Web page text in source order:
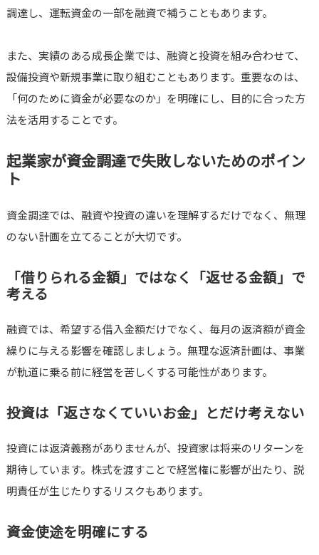
調達し、運転資金の一部を融資で補うこともあります。
また、実績のある成長企業では、融資と投資を組み合わせて、
設備投資や新規事業に取り組むこともあります。重要なのは、
「何のために資金が必要なのか」を明確にし、目的に合った方
法を活用することです。
起業家が資金調達で失敗しないためのポイン
ト
資金調達では、融資や投資の違いを理解するだけでなく、無理
のない計画を立てることが大切です。
「借りられる金額」ではなく「返せる金額」で
考える
融資では、希望する借入金額だけでなく、毎月の返済額が資金
繰りに与える影響を確認しましょう。無理な返済計画は、事業
が軌道に乗る前に経営を苦しくする可能性があります。
投資は「返さなくていいお金」とだけ考えない
投資には返済義務がありませんが、投資家は将来のリターンを
期待しています。株式を渡すことで経営権に影響が出たり、説
明責任が生じたりするリスクもあります。
資金使途を明確にする